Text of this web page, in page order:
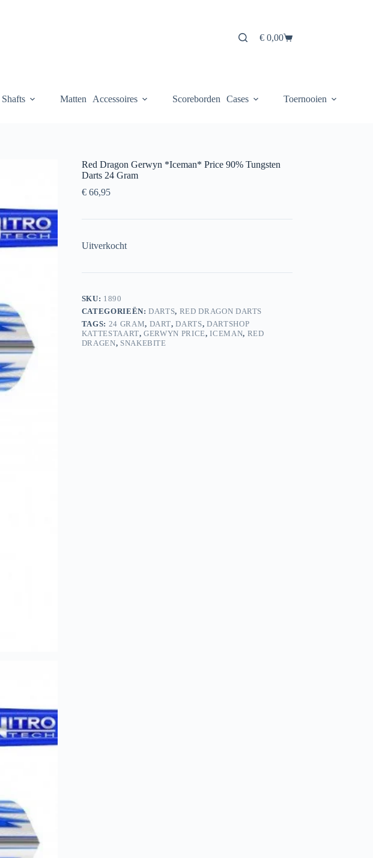
Winkelwagen
€0,00
Shafts Matten Accessoires Scoreborden Cases Toernooien
Red Dragon Gerwyn *Iceman* Price 90% Tungsten
Darts 24 Gram
€66,95
Uitverkocht
SKU: 1890
CATEGORIEËN:DARTS, RED DRAGON DARTS
TAGS: 24 GRAM, DART,DARTS, DARTSHOP
KATTESTAART,GERWYN PRICE,ICEMAN, RED
DRAGEN, SNAKEBITE